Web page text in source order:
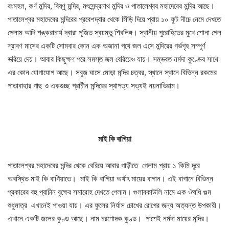
রংমহল, কর্ণ মন্দির, বিষ্ণু মন্দির, মৎসেন্দ্রনাথ মন্দির ও পাতালেশ্বর মহাদেবের মন্দির আছে।
পাতালেশ্বর মহাদেবের মন্দিরের প্রবেশদ্বার থেকে সিঁড়ি দিয়ে প্রায় ১০ ফুট নীচে নেমে দেখতে
পেলাম আদি শঙ্করাচার্য দ্বারা পূজিত স্বয়ম্ভু শিবলিঙ্গ। স্থানীয় পুরোহিতের মুখে শোনা গেল
শ্রাবণ মাসের একটি সোমবার কোন এক অজানা পথে জল এসে মন্দিরের গর্ভগৃহ সম্পূর্ণ
ভরিয়ে দেয়। আবার কিছুক্ষণ পরে সমস্ত জল বেরিয়েও যায়। সম্ভবত নর্মদা কুণ্ডের সাথে
এর কোন যোগাযোগ আছে। সবুজ ঘাসে মোড়া মন্দির চত্বর, স্থানে স্থানে বিভিন্ন রকমের
পাতাবাহার গাছ ও একগুচ্ছ প্রাচীন মন্দিরের স্থাপত্য সত্যই নয়নাভিরাম।
মাই কি বাগিয়া
পাতালেশ্বর মহাদেবের মন্দির থেকে বেরিয়ে আবার গাড়ীতে গেলাম প্রায় ১ কিমি দূরে
অবস্থিত মাই কি বাগিয়াতে। মাই কি বাগিয়া অর্থাৎ মায়ের বাগান। এই বাগানে বিভিন্ন
প্রকারের বহু প্রাচীন বৃক্ষের সমারোহ দেখতে পেলাম। গুলাবকাউলি নামে এক ঔষধি গুল্ম
শুধুমাত্র এখানেই পাওয়া যায়। এর ফুলের নির্যাস চোখের রোগের জন্য অত্যন্ত উপকারী।
এখানে একটি জলের কুণ্ড আছে। নাম চরণোদক কুণ্ড। পাশেই নর্মদা মায়ের মন্দির।